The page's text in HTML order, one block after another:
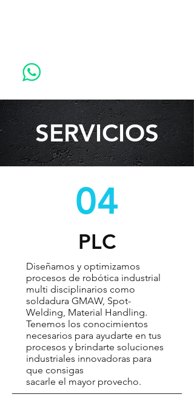
SERVICIOS
04
PLC
Diseñamos y optimizamos
procesos de robótica industrial
multi disciplinarios como
soldadura GMAW, Spot-
Welding, Material Handling.
Tenemos los conocimientos
necesarios para ayudarte en tus
procesos y brindarte soluciones
industriales innovadoras para
que consigas
sacarle el mayor provecho.